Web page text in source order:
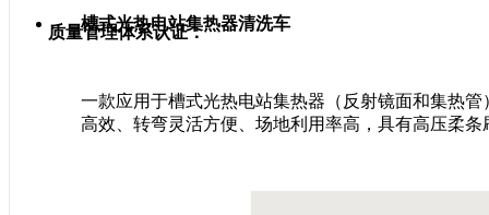
质量管理体系认证：
槽式光热电站集热器清洗车
一款应用于槽式光热电站集热器（反射镜面和集热
高效、转弯灵活方便、场地利用率高，具有高压柔